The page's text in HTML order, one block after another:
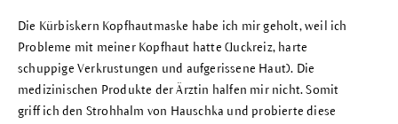
Die Kürbiskern Kopfhautmaske habe ich mir geholt, weil ich
Probleme mit meiner Kopfhaut hatte (Juckreiz, harte
schuppige Verkrustungen und aufgerissene Haut). Die
medizinischen Produkte der Ärztin halfen mir nicht. Somit
griff ich den Strohhalm von Hauschka und probierte diese